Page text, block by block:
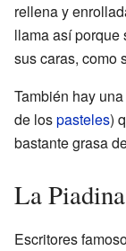
rellena y
llama así porque
sus caras, como
También hay
de lospasteles)
bastante grasa
La
Escritores